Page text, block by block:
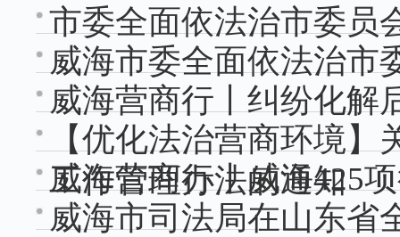
市委全面依法治市委员
威海市委全面依法治市
威海营商行丨纠纷化解
【优化法治营商环境
工作管理办法的通知
威海营商行丨威海425
威海市司法局在山东省